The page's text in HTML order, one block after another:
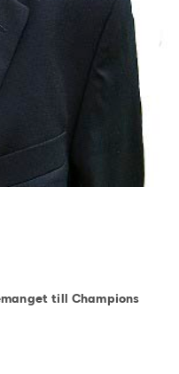
till Champions